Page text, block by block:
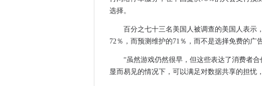
法官驳回反垄断诉讼后Facebook价值达到1
很快从这个设备分享你的Instagram帖子
Facebook正在泄露贵重的年轻用户
选择。
百分之七十三名美国人被调查的美国人表示
72％，而预测维护的71％，而不是选择免费的广
“虽然游戏仍然很早，但这些表达了消费者
显而易见的情况下，可以满足对数据共享的担忧